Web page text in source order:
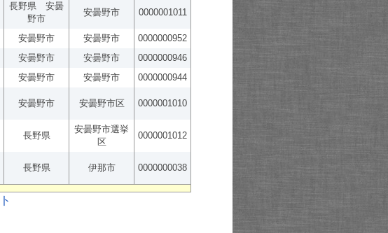
長野県 安曇
野市
安曇野市 0000001011
安曇野市 安曇野市
0000000952
安曇野市 安曇野市
0000000946
安曇野市 安曇野市 0000000944
安曇野市 安曇野市区 0000001010
長野県
安曇野市選挙
区
0000001012
長野県 伊那市 0000000038